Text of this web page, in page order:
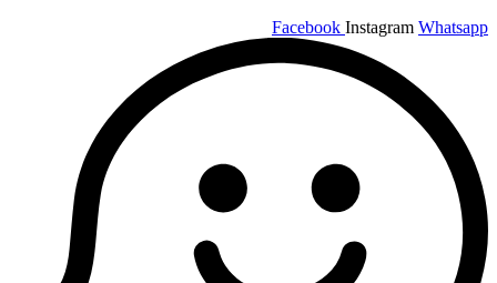
Facebook Instagram Whatsapp